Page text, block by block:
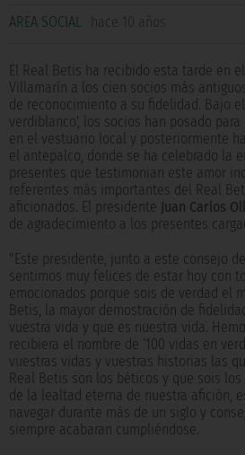
AREA SOCIAL hace 10 años
El Real Betis ha recibido esta tarde en
Villamarín a los cien socios más
de reconocimiento a su fidelidad. Bajo
verdiblanco', los socios han posado
en el vestuario local y posteriormente
el antepalco, donde se ha celebrado la
presentes que testimonian este amor
referentes más importantes del Real
aficionados. El presidente Juan Carlos
de agradecimiento a los presentes
"Este presidente, junto a este consejo
sentimos muy felices de estar hoy con
emocionados porque sois de verdad el
Betis, la mayor demostración de
vuestra vida y que es nuestra vida.
recibiera el nombre de ‘100 vidas en
vuestras vidas y vuestras historias las
Real Betis son los béticos y que sois
de la lealtad eterna de nuestra afición,
navegar durante más de un siglo y
siempre acabaran cumpliéndose.